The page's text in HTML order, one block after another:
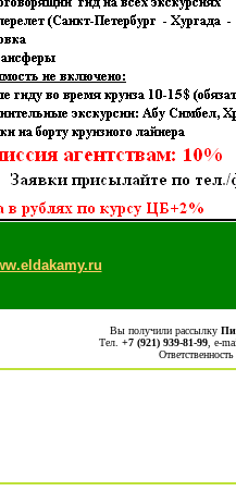
Вы получили рассылку
Тел. +7 (921) 939-81-99 , е-